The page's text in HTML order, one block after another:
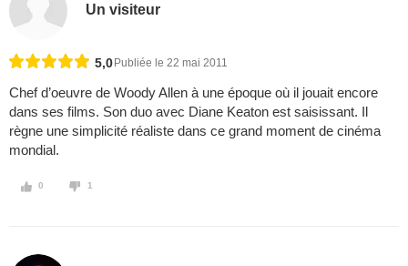
Un visiteur
5,0 Publiée le 22 mai 2011
Chef d’oeuvre de Woody Allen à une époque où il jouait encore
dans ses films. Son duo avec Diane Keaton est saisissant. Il
règne une simplicité réaliste dans ce grand moment de cinéma
mondial.
0 1